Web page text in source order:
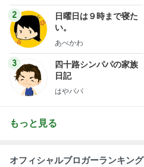
2
日曜日は９時まで寝た
い。
あべかわ
3
四十路シンパパの家族
日記
はやパパ
もっと見る
オフィシャルブロガーランキング